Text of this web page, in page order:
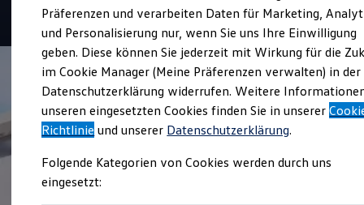
SUV und CUV
Familienautos
Kombis
Kompaktwagen
Sportwagen
Schnell verfügbare Fahrzeuge
Angebote und Produkte
Aktuelle Angebote
E-Auto-Förderung
Volkswagen Marktplatz
Junge Gebrauchtwagen und Gebrauchtwagen
Volkswagen Zertifizierte Gebrauchtwagen
4.9| 204 Bewertungen
Präferenzen und verarbeiten Daten für Marketing,
und Personalisierung nur, wenn Sie uns Ihre Einwilligung
geben. Diese können Sie jederzeit mit Wirkung für die
im Cookie Manager (Meine Präferenzen verwalten) in der
Datenschutzerklärung widerrufen. Weitere
unseren eingesetzten Cookies finden Sie in unserer
Richtlinie und unserer Datenschutzerklärung.
Folgende Kategorien von Cookies werden durch uns
eingesetzt: